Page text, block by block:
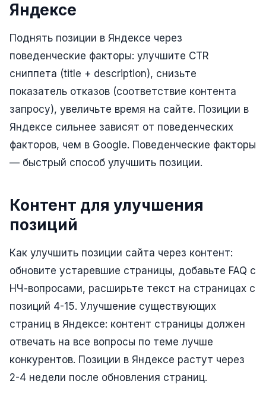
Омниканальность
1С интеграция
Складской учёт
АВТОМАТИЗАЦИЯ БИЗНЕСА
Интеграции и API
Автоворонки
Бизнес-процессы
AI Агенты
SEO-ПРОДВИЖЕНИЕ
SEO-продвижение и раскрутка сайта
Технический SEO-аудит сайта
Яндексе
Поднять позиции в Яндексе через
поведенческие факторы: улучшите CTR
сниппета (title + description), снизьте
показатель отказов (соответствие контента
запросу), увеличьте время на сайте. Позиции в
Яндексе сильнее зависят от поведенческих
факторов, чем в Google. Поведенческие факторы
— быстрый способ улучшить позиции.
Контент для улучшения
позиций
Как улучшить позиции сайта через контент:
обновите устаревшие страницы, добавьте FAQ с
НЧ-вопросами, расширьте текст на страницах с
позиций 4-15. Улучшение существующих
страниц в Яндексе: контент страницы должен
отвечать на все вопросы по теме лучше
конкурентов. Позиции в Яндексе растут через
2-4 недели после обновления страниц.